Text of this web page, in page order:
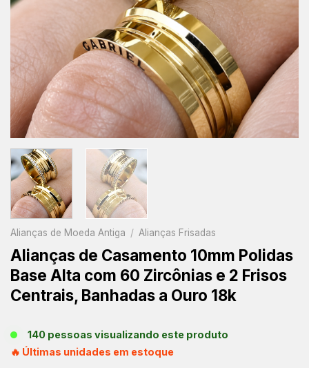
Alianças de Moeda Antiga / Alianças Frisadas
Alianças de Casamento 10mm Polidas
Base Alta com 60 Zircônias e 2 Frisos
Centrais, Banhadas a Ouro 18k
140 pessoas visualizando este produto
🔥 Últimas unidades em estoque